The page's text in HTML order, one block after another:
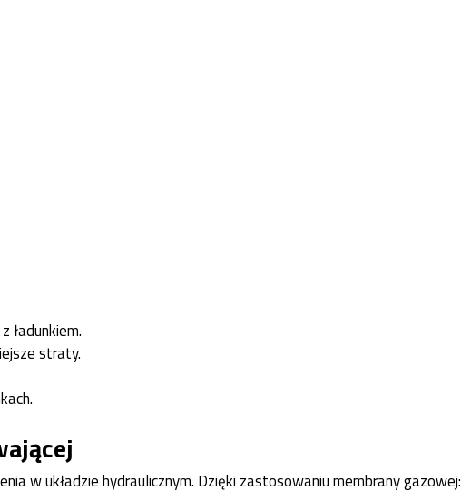
ładunkiem.
straty.
w układzie hydraulicznym. Dzięki zastosowaniu membrany gazowej: